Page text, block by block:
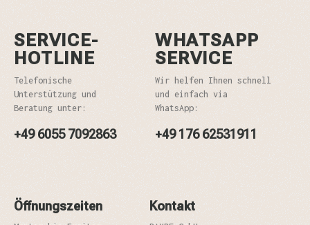
SERVICE-
HOTLINE
Telefonische
Unterstützung und
Beratung unter:
+49 6055 7092863
WHATSAPP
SERVICE
Wir helfen Ihnen schnell
und einfach via
WhatsApp:
+49 176 62531911
Öffnungszeiten Kontakt